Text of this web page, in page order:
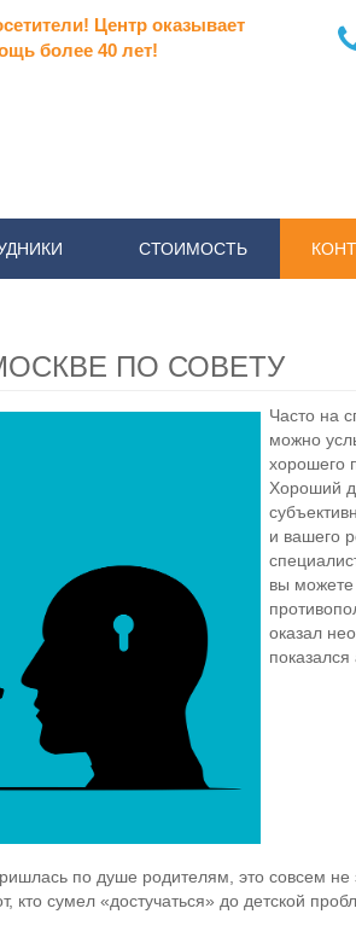
Центр оказывает
более 40 лет!
СТОИМОСТЬ
ПО СОВЕТУ
Часто на
можно
хорошего
Хороший
и вашего
вы
оказал
по душе родителям, это совсем не
кто сумел «достучаться» до детской